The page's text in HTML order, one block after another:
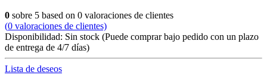
0 sobre 5 based on 0 valoraciones de clientes
(0 valoraciones de clientes)
Disponibilidad: Sin stock (Puede comprar bajo pedido con un plazo
de entrega de 4/7 días)
Lista de deseos